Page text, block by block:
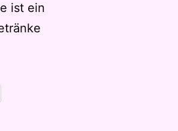
ist ein